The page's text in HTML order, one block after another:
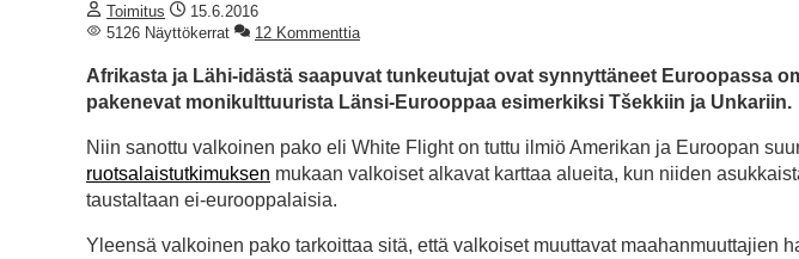
Toimitus
15.6.2016
5126 Näyttökerrat
12 Kommenttia
Afrikasta ja Lähi-idästä saapuvat tunkeutujat ovat synnyttäneet Euroopassa
pakenevat monikulttuurista Länsi-Eurooppaa esimerkiksi Tšekkiin ja Unkariin.
Niin sanottu valkoinen pako eli White Flight on tuttu ilmiö Amerikan ja Euroopan
ruotsalaistutkimuksen mukaan valkoiset alkavat karttaa alueita, kun niiden
taustaltaan ei-eurooppalaisia.
Yleensä valkoinen pako tarkoittaa sitä, että valkoiset muuttavat maahanmuuttajien